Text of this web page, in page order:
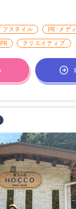
フスタイル PR・メデ
クリエイティブ